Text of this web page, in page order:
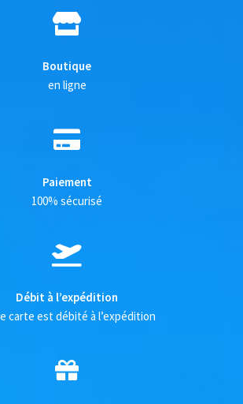
Boutique
en ligne
Paiement
100% sécurisé
Débit à l’expédition
carte est débité à l’expédition